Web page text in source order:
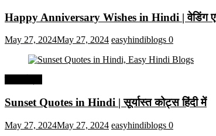
Happy Anniversary Wishes in Hindi | वेडिंग
May 27, 2024May 27, 2024 easyhindiblogs 0
Sunset Quotes in Hindi | सूर्यास्त कोट्स हिंदी में
May 27, 2024May 27, 2024 easyhindiblogs 0